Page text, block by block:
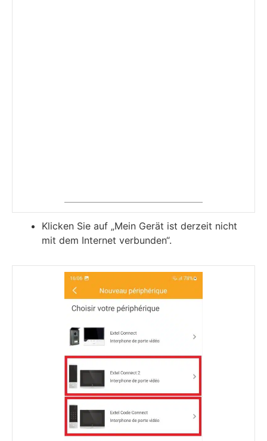
Klicken Sie auf „Mein Gerät ist derzeit nicht
mit dem Internet verbunden“.